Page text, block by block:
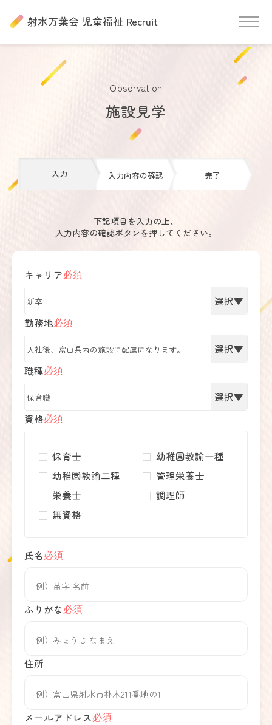
射水万葉会 児童福祉 Recruit
Observation
施設見学
入力 入力内容の確認 完了
下記項目を入力の上、
入力内容の確認ボタンを押してください。
キャリア必須
勤務地必須
職種必須
資格必須
保育士
幼稚園教諭一種
幼稚園教諭二種
管理栄養士
栄養士
調理師
無資格
氏名必須
ふりがな必須
住所
メールアドレス必須